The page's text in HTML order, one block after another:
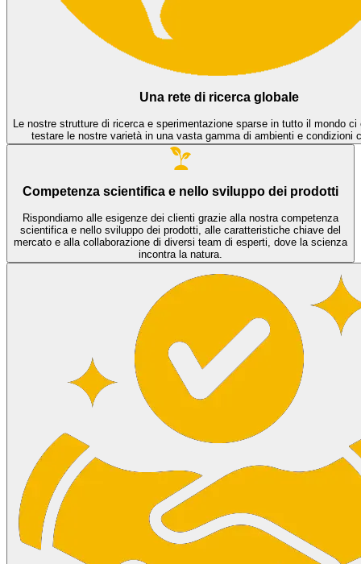
Una rete di ricerca globale
Le nostre strutture di ricerca e sperimentazione sparse in tutto il mondo ci
testare le nostre varietà in una vasta gamma di ambienti e condizioni
Competenza scientifica e nello sviluppo dei prodotti
Rispondiamo alle esigenze dei clienti grazie alla nostra competenza
scientifica e nello sviluppo dei prodotti, alle caratteristiche chiave del
mercato e alla collaborazione di diversi team di esperti, dove la scienza
incontra la natura.